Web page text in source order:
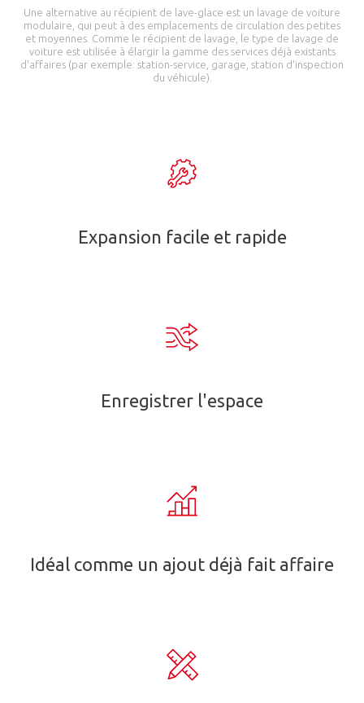
Une alternative au récipient de lave-glace est un lavage de voiture
modulaire, qui peut à des emplacements de circulation des petites
et moyennes. Comme le récipient de lavage, le type de lavage de
voiture est utilisée à élargir la gamme des services déjà existants
d'affaires (par exemple: station-service, garage, station d'inspection
du véhicule).
Expansion facile et rapide
Enregistrer l'espace
Idéal comme un ajout déjà fait affaire